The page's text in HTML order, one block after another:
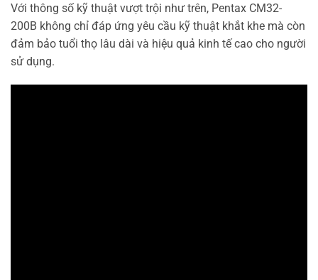
Với thông số kỹ thuật vượt trội như trên, Pentax CM32-
200B không chỉ đáp ứng yêu cầu kỹ thuật khắt khe mà còn
đảm bảo tuổi thọ lâu dài và hiệu quả kinh tế cao cho người
sử dụng.